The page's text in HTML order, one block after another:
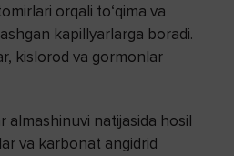
orqali to‘qima va
kapillyarlarga boradi.
kislorod va gormonlar
almashinuvi natijasida hosil
va karbonat angidrid